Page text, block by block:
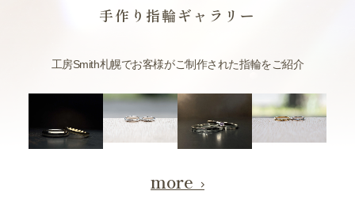
手作り指輪ギャラリー
工房Smith札幌でお客様がご制作された指輪をご紹介
more